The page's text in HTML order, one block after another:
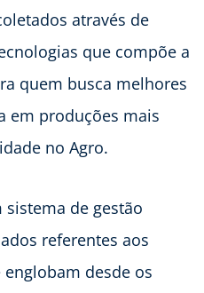
através de
que compõe a
quem busca melhores
em produções mais
no Agro.
sistema de gestão
referentes aos
desde os